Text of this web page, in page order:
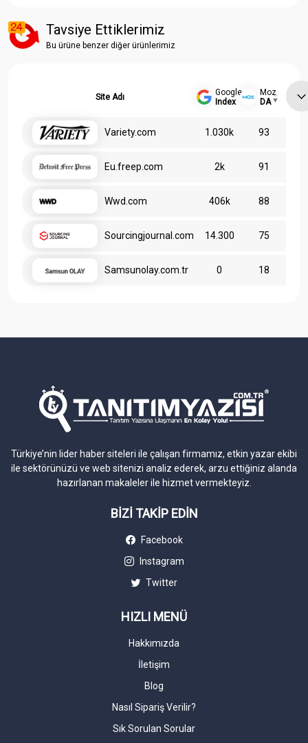
Tavsiye Ettiklerimiz
Bu ürüne benzer diğer ürünlerimiz
Site Adı
Google
Index
Moz
DA
Variety.com 1.030k 93
Eu.freep.com 2k 91
Wwd.com 406k 88
Sourcingjournal.com 14.300 75
Samsunolay.com.tr 0 18
Türkiye’nin lider haber siteleri ile çalışan firmamız, etkin yazar ekibi
ile sektörünüzü ve web sitenizi analiz ederek, arzu ettiğiniz alanda
hazırlanan makaleler ile hizmet vermekteyiz.
BİZİ TAKİP EDİN
Facebook
Instagram
Twitter
HIZLI MENÜ
Hakkımızda
İletişim
Blog
Nasıl Sipariş Verilir?
Sık Sorulan Sorular